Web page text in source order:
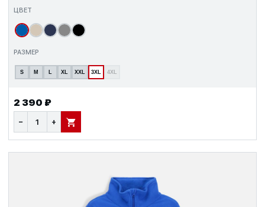
ЦВЕТ
РАЗМЕР
S M L XL XXL 3XL 4XL
2 390 ₽
− + В КОРЗИНУ